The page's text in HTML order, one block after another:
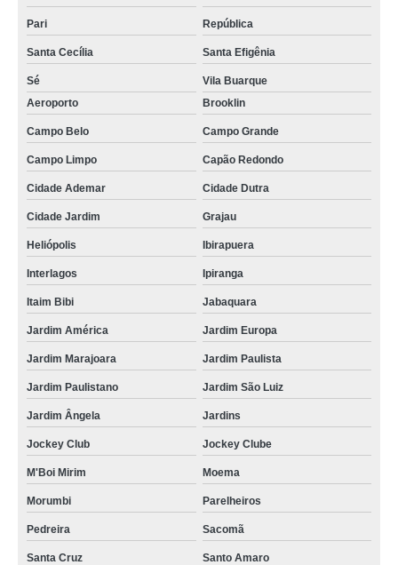
onde encontro kit energia solar residencial Mairiporã
onde encontro energia solar para casa Vinhedo
energia solar para casa Amparo
kit de energia solar valor Jundiaí
onde encontro energia solar para casas Imirim
energia solar para residencia valor Alto de Pinheiros
energia solar para residencia Ponte Rasa
onde encontro energia solar para casa São Vicente
placa energia solar valor Cubatão
onde encontro energia solar residencial Itaquera
kit energia solar fotovoltaica Americana
onde encontro painel de energia solar Francisco Morato
orçamento para energia solar para residencia Vila Carrão
empresa de placa energia solar Sé
onde encontro placa energia solar Itupeva
empresa de energia solar para residencia Engenheiro Goulart
Pari República
Santa Cecília Santa Efigênia
Sé
Vila Buarque
Aeroporto
Brooklin
Campo Belo Campo Grande
Campo Limpo Capão Redondo
Cidade Ademar Cidade Dutra
Cidade Jardim Grajau
Heliópolis Ibirapuera
Interlagos Ipiranga
Itaim Bibi Jabaquara
Jardim América Jardim Europa
Jardim Marajoara Jardim Paulista
Jardim Paulistano Jardim São Luiz
Jardim Ângela Jardins
Jockey Club Jockey Clube
M'Boi Mirim Moema
Morumbi Parelheiros
Pedreira Sacomã
Santa Cruz Santo Amaro